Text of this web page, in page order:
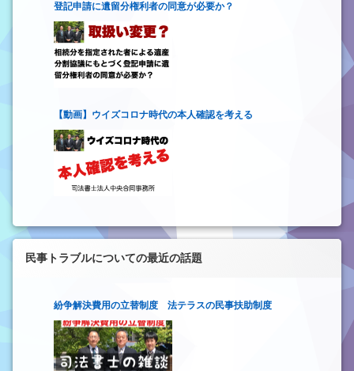
登記申請に遺留分権利者の同意が必要か？
【動画】ウイズコロナ時代の本人確認を考える
民事トラブルについての最近の話題
紛争解決費用の立替制度 法テラスの民事扶助制度